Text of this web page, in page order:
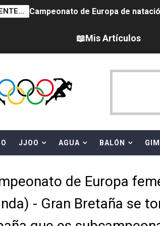
AEW - Adam Page con Brodido
Tour de Francia femenino 2026 -
Women's Pro Baseball League
Campeonato de Europa en aguas
Campeonato de Europa de
Canadá Open 2026
📖Mis Artículos
JJOO AGUA BALÓN
de Europa
- Gran Bretaña se